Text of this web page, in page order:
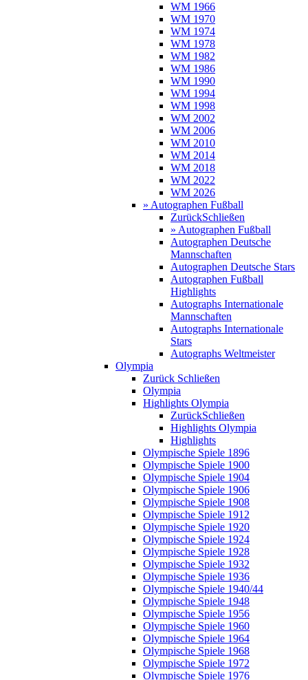
WM 1966
WM 1970
WM 1974
WM 1978
WM 1982
WM 1986
WM 1990
WM 1994
WM 1998
WM 2002
WM 2006
WM 2010
WM 2014
WM 2018
WM 2022
WM 2026
» Autographen Fußball
ZurückSchließen
» Autographen Fußball
Autographen Deutsche
Mannschaften
Autographen Deutsche Stars
Autographen Fußball
Highlights
Autographs Internationale
Mannschaften
Autographs Internationale
Stars
Autographs Weltmeister
Olympia
Zurück Schließen
Olympia
Highlights Olympia
ZurückSchließen
Highlights Olympia
Highlights
Olympische Spiele 1896
Olympische Spiele 1900
Olympische Spiele 1904
Olympische Spiele 1906
Olympische Spiele 1908
Olympische Spiele 1912
Olympische Spiele 1920
Olympische Spiele 1924
Olympische Spiele 1928
Olympische Spiele 1932
Olympische Spiele 1936
Olympische Spiele 1940/44
Olympische Spiele 1948
Olympische Spiele 1956
Olympische Spiele 1960
Olympische Spiele 1964
Olympische Spiele 1968
Olympische Spiele 1972
Olympische Spiele 1976